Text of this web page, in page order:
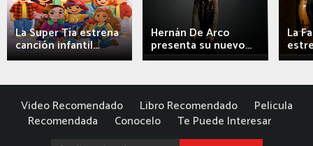
La Super Tía estrena
canción infantil...
Hernán De Arco
presenta su nuevo...
La
Video Recomendado Libro Recomendado
Pelicula
Recomendada
Conocelo Te Puede Interesar